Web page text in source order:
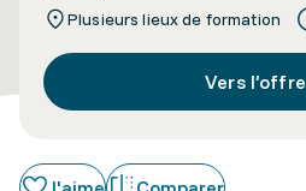
Plusieurs lieux de formation
Vers l’offre